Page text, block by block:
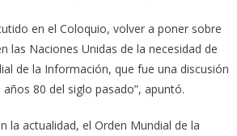
en el Coloquio, volver a poner sobre
las Naciones Unidas de la necesidad de
de la Información, que fue una discusión
80 del siglo pasado”, apuntó.
la actualidad, el Orden Mundial de la